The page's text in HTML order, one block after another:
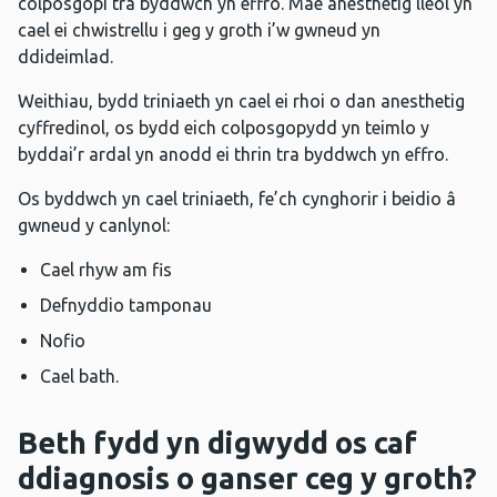
cael ei chwistrellu i geg y groth i’w gwneud yn
ddideimlad.
Weithiau, bydd triniaeth yn cael ei rhoi o dan anesthetig
cyffredinol, os bydd eich colposgopydd yn teimlo y
byddai’r ardal yn anodd ei thrin tra byddwch yn effro.
Os byddwch yn cael triniaeth, fe’ch cynghorir i beidio â
gwneud y canlynol:
Cael rhyw am fis
Defnyddio tamponau
Nofio
Cael bath.
Beth fydd yn digwydd os caf
ddiagnosis o ganser ceg y groth?